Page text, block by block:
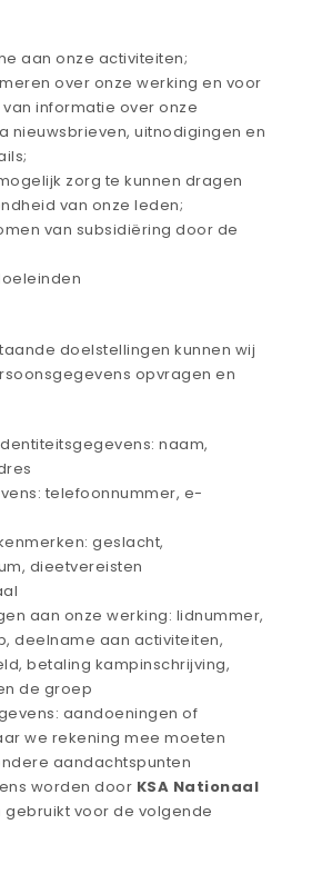
aan onze activiteiten;
over onze werking en voor
informatie over onze
nieuwsbrieven, uitnodigingen en
zorg te kunnen dragen
van onze leden;
van subsidiëring door de
doelstellingen kunnen wij
opvragen en
naam,
telefoonnummer, e-
geslacht,
dieetvereisten
aan onze werking: lidnummer,
deelname aan activiteiten,
betaling kampinschrijving,
de groep
aandoeningen of
we rekening mee moeten
aandachtspunten
worden door KSA Nationaal
gebruikt voor de volgende